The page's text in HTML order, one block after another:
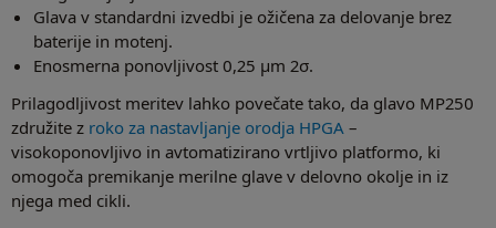
Glava v standardni izvedbi je ožičena za delovanje brez
baterije in motenj.
Enosmerna ponovljivost 0,25 µm 2σ.
Prilagodljivost meritev lahko povečate tako, da glavo MP250
združite z roko za nastavljanje orodja HPGA –
visokoponovljivo in avtomatizirano vrtljivo platformo, ki
omogoča premikanje merilne glave v delovno okolje in iz
njega med cikli.